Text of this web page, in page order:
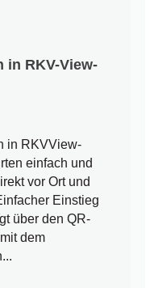
in RKV-View-
in RKVView-
einfach und
vor Ort und
Einstieg
über den QR-
dem